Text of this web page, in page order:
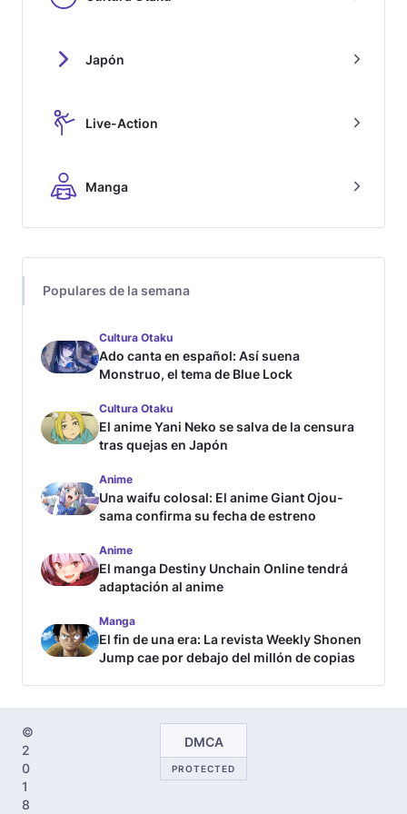
Japón
Live-Action
Manga
Populares de la semana
Cultura Otaku
Ado canta en español: Así suena
Monstruo, el tema de Blue Lock
Cultura Otaku
El anime Yani Neko se salva de la censura
tras quejas en Japón
Anime
Una waifu colosal: El anime Giant Ojou-
sama confirma su fecha de estreno
Anime
El manga Destiny Unchain Online tendrá
adaptación al anime
Manga
El fin de una era: La revista Weekly Shonen
Jump cae por debajo del millón de copias
©
2
0
1
8
DMCA
PROTECTED